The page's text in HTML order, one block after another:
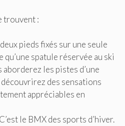
trouvent :
pieds fixés sur une seule
qu’une spatule réservée au ski
les pistes d’une
des sensations
appréciables en
le BMX des sports d’hiver.